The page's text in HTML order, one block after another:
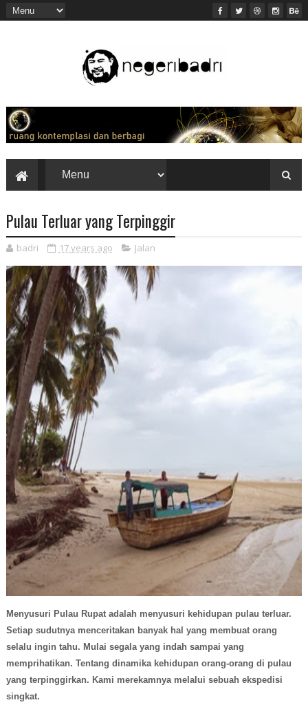
Pulau Terluar yang Terpinggir
badri 17 years ago Jalan
Menyusuri Pulau Rupat adalah menyusuri kehidupan pulau terluar.
Setiap sudutnya menceritakan banyak hal yang membuat orang
selalu ingin tahu. Mulai segala yang indah sampai yang
memprihatikan. Tentang dinamika kehidupan orang-orang di pulau
yang terpinggirkan. Kami merekamnya melalui sebuah ekspedisi
singkat.